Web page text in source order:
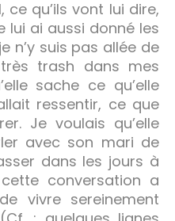
ce qu’ils vont lui dire,
lui ai aussi donné les
n’y suis pas allée de
trash dans mes
sache ce qu’elle
ressentir, ce que
Je voulais qu’elle
avec son mari de
dans les jours à
conversation a
vivre sereinement